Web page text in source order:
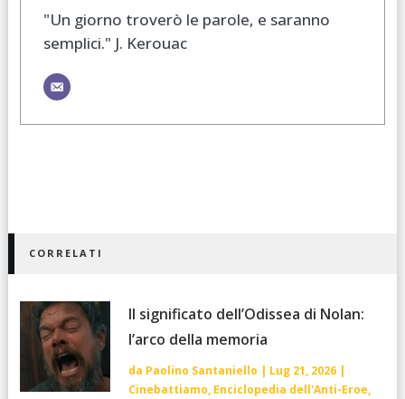
"Un giorno troverò le parole, e saranno
semplici." J. Kerouac
CORRELATI
Il significato dell’Odissea di Nolan:
l’arco della memoria
da Paolino Santaniello | Lug 21, 2026|
Cinebattiamo, Enciclopedia dell'Anti-Eroe,